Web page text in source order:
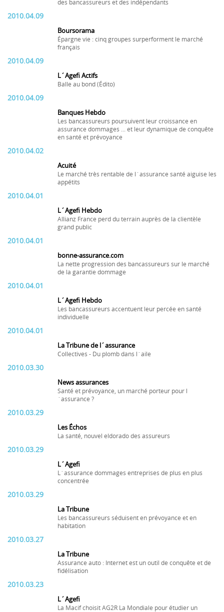
des bancassureurs et des indépendants
2010.04.09
Boursorama
Épargne vie : cinq groupes surperforment le marché
français
2010.04.09
L´Agefi Actifs
Balle au bond (Édito)
2010.04.09
Banques Hebdo
Les bancassureurs poursuivent leur croissance en
assurance dommages ... et leur dynamique de conquête
en santé et prévoyance
2010.04.02
Acuité
Le marché très rentable de l´assurance santé aiguise les
appétits
2010.04.01
L´Agefi Hebdo
Allianz France perd du terrain auprès de la clientèle
grand public
2010.04.01
bonne-assurance.com
La nette progression des bancassureurs sur le marché
de la garantie dommage
2010.04.01
L´Agefi Hebdo
Les bancassureurs accentuent leur percée en santé
individuelle
2010.04.01
La Tribune de l´assurance
Collectives - Du plomb dans l´aile
2010.03.30
News assurances
Santé et prévoyance, un marché porteur pour l
´assurance ?
2010.03.29
Les Échos
La santé, nouvel eldorado des assureurs
2010.03.29
L´Agefi
L´assurance dommages entreprises de plus en plus
concentrée
2010.03.29
La Tribune
Les bancassureurs séduisent en prévoyance et en
habitation
2010.03.27
La Tribune
Assurance auto : Internet est un outil de conquête et de
fidélisation
2010.03.23
L´Agefi
La Macif choisit AG2R La Mondiale pour étudier un